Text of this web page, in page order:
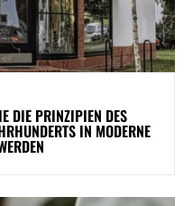
DIE PRINZIPIEN DES
IN MODERNE